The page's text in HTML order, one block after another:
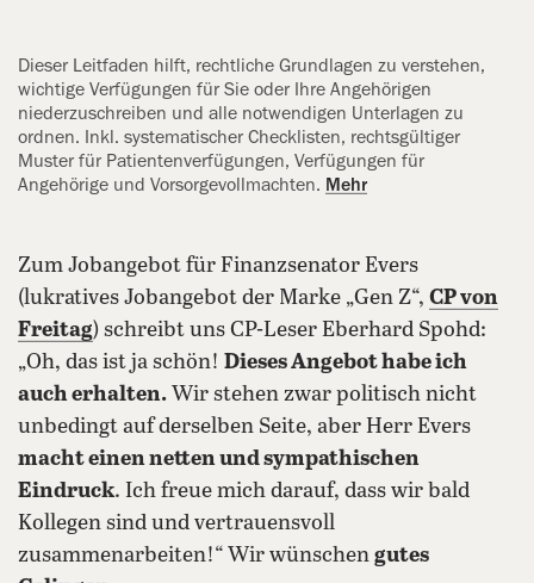
Dieser Leitfaden hilft, rechtliche ‍Grundlagen zu verstehen,
wichtige Verfügungen für Sie oder Ihre ‍Angehörigen
niederzuschreiben und alle notwendigen Unterlagen zu
ordnen. Inkl. systematischer Checklisten, rechtsgültiger
Muster für Patientenverfügungen, Verfügungen für
Angehörige und Vorsorgevollmachten. Mehr
Zum Jobangebot für Finanzsenator Evers
(lukratives Jobangebot der Marke „Gen Z“, CP von
Freitag) schreibt uns CP-Leser Eberhard Spohd:
„Oh, das ist ja schön! Dieses Angebot habe ich
auch erhalten. Wir stehen zwar politisch nicht
unbedingt auf derselben Seite, aber Herr Evers
macht einen netten und sympathischen
Eindruck. Ich freue mich darauf, dass wir bald
Kollegen sind und vertrauensvoll
zusammenarbeiten!“ Wir wünschen gutes